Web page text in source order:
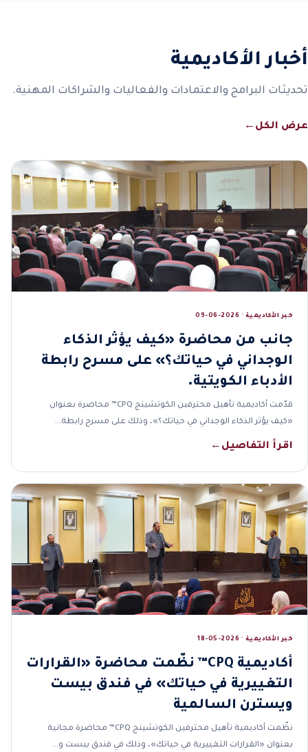
أخبار الأكاديمية
تحديثات البرامج والاعتمادات والفعاليات والشراكات المهنية.
عرض الكل ←
خبر الأكاديمية · 2026-06-09
جانب من محاضرة «كيف يؤثر الذكاء
الوجداني في حياتك؟» على مسرح رابطة
الأدباء الكويتية.
قدّمت أكاديمية تأهيل محترفين الكوتشينج CPQ™ محاضرة بعنوان
«كيف يؤثر الذكاء الوجداني في حياتك؟»، وذلك على مسرح رابطة…
اقرأ التفاصيل ←
خبر الأكاديمية · 2026-05-18
أكاديمية CPQ™ نظّمت محاضرة «القرارات
التغييرية في حياتك» في فندق بيست
ويسترن السالمية
نظّمت أكاديمية تأهيل محترفين الكوتشينج CPQ™ محاضرة مجانية
بعنوان «القرارات التغييرية في حياتك»، وذلك في فندق بيست و…